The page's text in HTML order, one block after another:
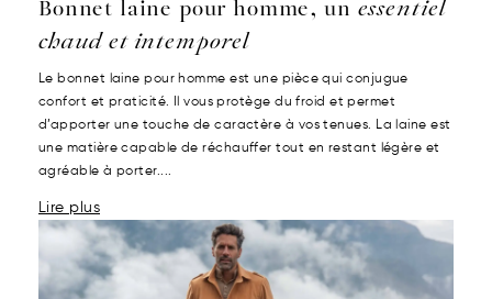
Bonnet laine pour homme, un essentiel
chaud et intemporel
Le bonnet laine pour homme est une pièce qui conjugue
confort et praticité. Il vous protège du froid et permet
d’apporter une touche de caractère à vos tenues. La laine est
une matière capable de réchauffer tout en restant légère et
agréable à porter....
Lire plus